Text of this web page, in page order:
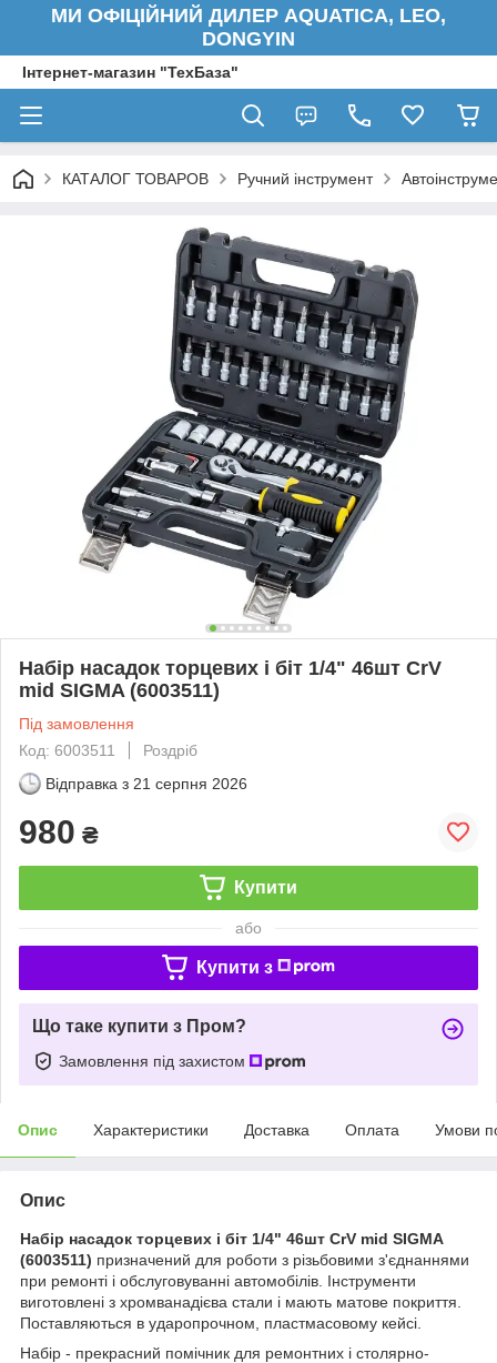
МИ ОФІЦІЙНИЙ ДИЛЕР AQUATICA, LEO,
DONGYIN
Інтернет-магазин "ТехБаза"
КАТАЛОГ ТОВАРОВ Ручний інструмент
Набір насадок торцевих і біт 1/4" 46шт CrV
mid SIGMA (6003511)
Під замовлення
Код: 6003511
Роздріб
Відправка з 21 серпня 2026
980 ₴
Купити
або
Купити з
Що таке купити з Пром?
Замовлення під захистом
Опис Характеристики Доставка Оплата Умови
Опис
Набір насадок торцевих і біт 1/4" 46шт CrV mid SIGMA
(6003511) призначений для роботи з різьбовими з'єднаннями
при ремонті і обслуговуванні автомобілів. Інструменти
виготовлені з хромванадієва стали і мають матове покриття.
Поставляються в ударопрочном, пластмасовому кейсі.
Набір - прекрасний помічник для ремонтних і столярно-